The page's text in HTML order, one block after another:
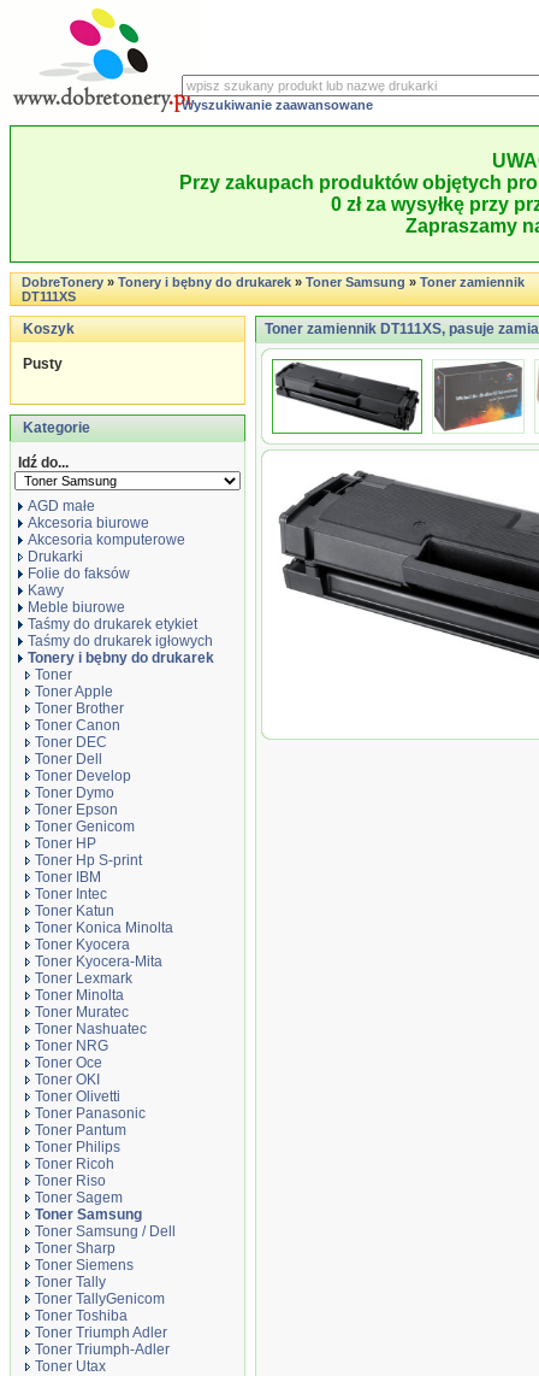
Wyszukiwanie zaawansowane
Przy zakupach produktów objętych
0 zł za wysyłkę przy
Zapraszamy
DobreTonery»Tonery i bębny do drukarek»Toner Samsung»Toner zamiennik
DT111XS
Koszyk
Pusty
Kategorie
Idź do...
AGD małe
Akcesoria biurowe
Akcesoria komputerowe
Drukarki
Folie do faksów
Kawy
Meble biurowe
Taśmy do drukarek etykiet
Taśmy do drukarek igłowych
Tonery i bębny do drukarek
Toner
Toner Apple
Toner Brother
Toner Canon
Toner DEC
Toner Dell
Toner Develop
Toner Dymo
Toner Epson
Toner Genicom
Toner HP
Toner Hp S-print
Toner IBM
Toner Intec
Toner Katun
Toner Konica Minolta
Toner Kyocera
Toner Kyocera-Mita
Toner Lexmark
Toner Minolta
Toner Muratec
Toner Nashuatec
Toner NRG
Toner Oce
Toner OKI
Toner Olivetti
Toner Panasonic
Toner Pantum
Toner Philips
Toner Ricoh
Toner Riso
Toner Sagem
Toner Samsung
Toner Samsung / Dell
Toner Sharp
Toner Siemens
Toner Tally
Toner TallyGenicom
Toner Toshiba
Toner Triumph Adler
Toner Triumph-Adler
Toner Utax
Toner zamiennik DT111XS, pasuje
Toner zamiennik DT111XS